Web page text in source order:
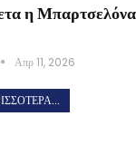
η Μπαρτσελόνα
Απρ 11, 2026